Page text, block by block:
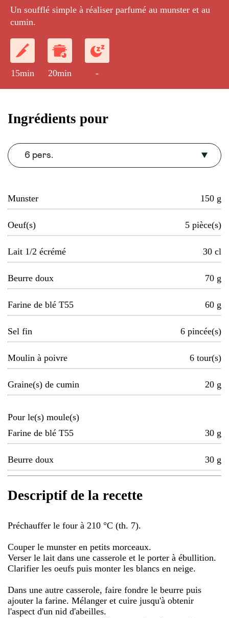
Un soufflé simple à réaliser parfumé au munster et au
cumin.
15min 20min -
Ingrédients pour
6 pers.
Munster 150 g
Oeuf(s) 5 pièce(s)
Lait 1/2 écrémé 30 cl
Beurre doux 70 g
Farine de blé T55 60 g
Sel fin 6 pincée(s)
Moulin à poivre 6 tour(s)
Graine(s) de cumin 20 g
Pour le(s) moule(s)
Farine de blé T55
30 g
Beurre doux 30 g
Descriptif de la recette
Préchauffer le four à 210 °C (th. 7).
Couper le munster en petits morceaux.
Verser le lait dans une casserole et le porter à ébullition.
Clarifier les oeufs puis monter les blancs en neige.
Dans une autre casserole, faire fondre le beurre puis
ajouter la farine. Mélanger et cuire jusqu'à obtenir
l'aspect d'un nid d'abeilles.